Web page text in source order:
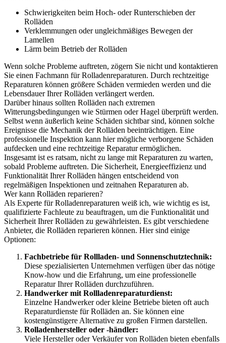
Schwierigkeiten beim Hoch- oder Runterschieben der
Rolläden
Verklemmungen oder ungleichmäßiges Bewegen der
Lamellen
Lärm beim Betrieb der Rolläden
Wenn solche Probleme auftreten, zögern Sie nicht und kontaktieren
Sie einen Fachmann für Rolladenreparaturen. Durch rechtzeitige
Reparaturen können größere Schäden vermieden werden und die
Lebensdauer Ihrer Rolläden verlängert werden.
Darüber hinaus sollten Rolläden nach extremen
Witterungsbedingungen wie Stürmen oder Hagel überprüft werden.
Selbst wenn äußerlich keine Schäden sichtbar sind, können solche
Ereignisse die Mechanik der Rolläden beeinträchtigen. Eine
professionelle Inspektion kann hier mögliche verborgene Schäden
aufdecken und eine rechtzeitige Reparatur ermöglichen.
Insgesamt ist es ratsam, nicht zu lange mit Reparaturen zu warten,
sobald Probleme auftreten. Die Sicherheit, Energieeffizienz und
Funktionalität Ihrer Rolläden hängen entscheidend von
regelmäßigen Inspektionen und zeitnahen Reparaturen ab.
Wer kann Rolläden reparieren?
Als Experte für Rolladenreparaturen weiß ich, wie wichtig es ist,
qualifizierte Fachleute zu beauftragen, um die Funktionalität und
Sicherheit Ihrer Rolläden zu gewährleisten. Es gibt verschiedene
Anbieter, die Rolläden reparieren können. Hier sind einige
Optionen:
Fachbetriebe für Rollladen- und Sonnenschutztechnik:
Diese spezialisierten Unternehmen verfügen über das nötige
Know-how und die Erfahrung, um eine professionelle
Reparatur Ihrer Rolläden durchzuführen.
Handwerker mit Rollladenreparaturdienst:
Einzelne Handwerker oder kleine Betriebe bieten oft auch
Reparaturdienste für Rolläden an. Sie können eine
kostengünstigere Alternative zu großen Firmen darstellen.
Rolladenhersteller oder -händler:
Viele Hersteller oder Verkäufer von Rolläden bieten ebenfalls